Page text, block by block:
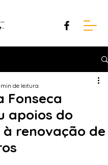
Fonseca
apoios do
à renovação de
min de leitura
NaN de 5 estrelas.